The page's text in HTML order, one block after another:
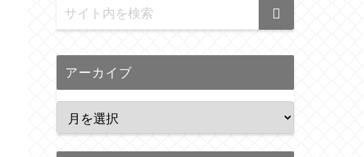
アーカイブ